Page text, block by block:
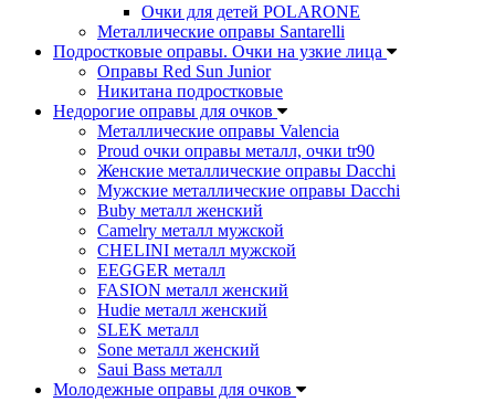
Очки для детей POLARONE
Металлические оправы Santarelli
Подростковые оправы. Очки на узкие лица
Оправы Red Sun Junior
Никитана подростковые
Недорогие оправы для очков
Металлические оправы Valencia
Proud очки оправы металл, очки tr90
Женские металлические оправы Dacchi
Мужские металлические оправы Dacchi
Buby металл женский
Camelry металл мужской
CHELINI металл мужской
EEGGER металл
FASION металл женский
Hudie металл женский
SLEK металл
Sone металл женский
Saui Bass металл
Молодежные оправы для очков